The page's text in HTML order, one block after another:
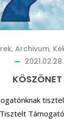
, Archivum,
2021.02.28.
KÖSZÖNET